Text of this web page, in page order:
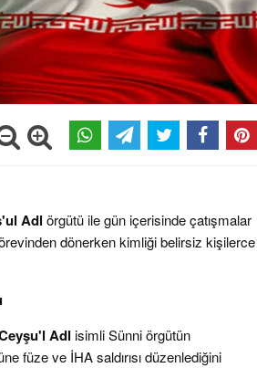
Adl örgütü ile gün içerisinde çatışmalar
dönerken kimliği belirsiz kişilerce
Adl isimli Sünni örgütün
füze ve İHA saldırısı düzenlediğini